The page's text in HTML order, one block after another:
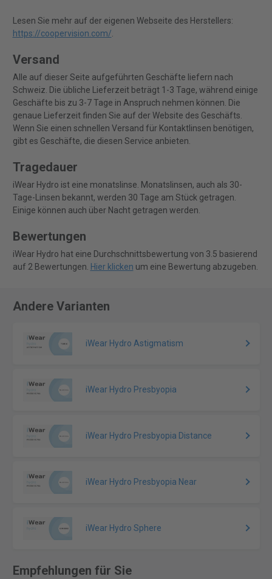
Lesen Sie mehr auf der eigenen Webseite des Herstellers:
https://coopervision.com/.
Versand
Alle auf dieser Seite aufgeführten Geschäfte liefern nach
Schweiz. Die übliche Lieferzeit beträgt 1-3 Tage, während einige
Geschäfte bis zu 3-7 Tage in Anspruch nehmen können. Die
genaue Lieferzeit finden Sie auf der Website des Geschäfts.
Wenn Sie einen schnellen Versand für Kontaktlinsen benötigen,
gibt es Geschäfte, die diesen Service anbieten.
Tragedauer
iWear Hydro ist eine monatslinse. Monatslinsen, auch als 30-
Tage-Linsen bekannt, werden 30 Tage am Stück getragen.
Einige können auch über Nacht getragen werden.
Bewertungen
iWear Hydro hat eine Durchschnittsbewertung von 3.5 basierend
auf 2 Bewertungen. Hier klicken um eine Bewertung abzugeben.
Andere Varianten
iWear Hydro Astigmatism
iWear Hydro Presbyopia
iWear Hydro Presbyopia Distance
iWear Hydro Presbyopia Near
iWear Hydro Sphere
Empfehlungen für Sie